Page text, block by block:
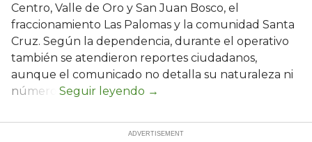
Centro, Valle de Oro y San Juan Bosco, el
fraccionamiento Las Palomas y la comunidad Santa
Cruz. Según la dependencia, durante el operativo
también se atendieron reportes ciudadanos,
aunque el comunicado no detalla su naturaleza ni
número.